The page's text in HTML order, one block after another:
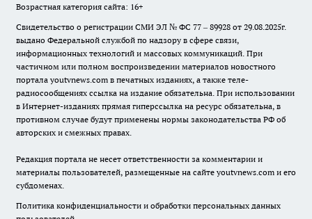
Возрастная категория сайта: 16+
Свидетельство о регистрации СМИ ЭЛ № ФС 77 – 89928 от 29.08.2025г.
выдано Федеральной службой по надзору в сфере связи,
информационных технологий и массовых коммуникаций. При
частичном или полном воспроизведении материалов новостного
портала youtvnews.com в печатных изданиях, а также теле-
радиосообщениях ссылка на издание обязательна. При использовании
в Интернет-изданиях прямая гиперссылка на ресурс обязательна, в
противном случае будут применены нормы законодательства РФ об
авторских и смежных правах.
Редакция портала не несет ответственности за комментарии и
материалы пользователей, размещенные на сайте youtvnews.com и его
субдоменах.
Политика конфиденциальности и обработки персональных данных